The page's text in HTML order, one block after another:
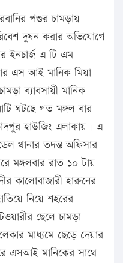
পশুর চামড়ায়
দুষন করার অভিযোগে
ইনচার্জ এ টি এম
এস আই মানিক মিয়া
ব্যাবসায়ী মানিক
ঘটছে গত মঙ্গল বার
হাউজিং এলাকায়। এ
থানার তদন্ত অফিসার
মঙ্গলবার রাত ১০ টায়
কালোবাজারী হারুনের
নিয়ে শহরের
ছেলে চামড়া
মাধ্যমে ছেড়ে দেয়ার
এসআই মানিকের সাথে